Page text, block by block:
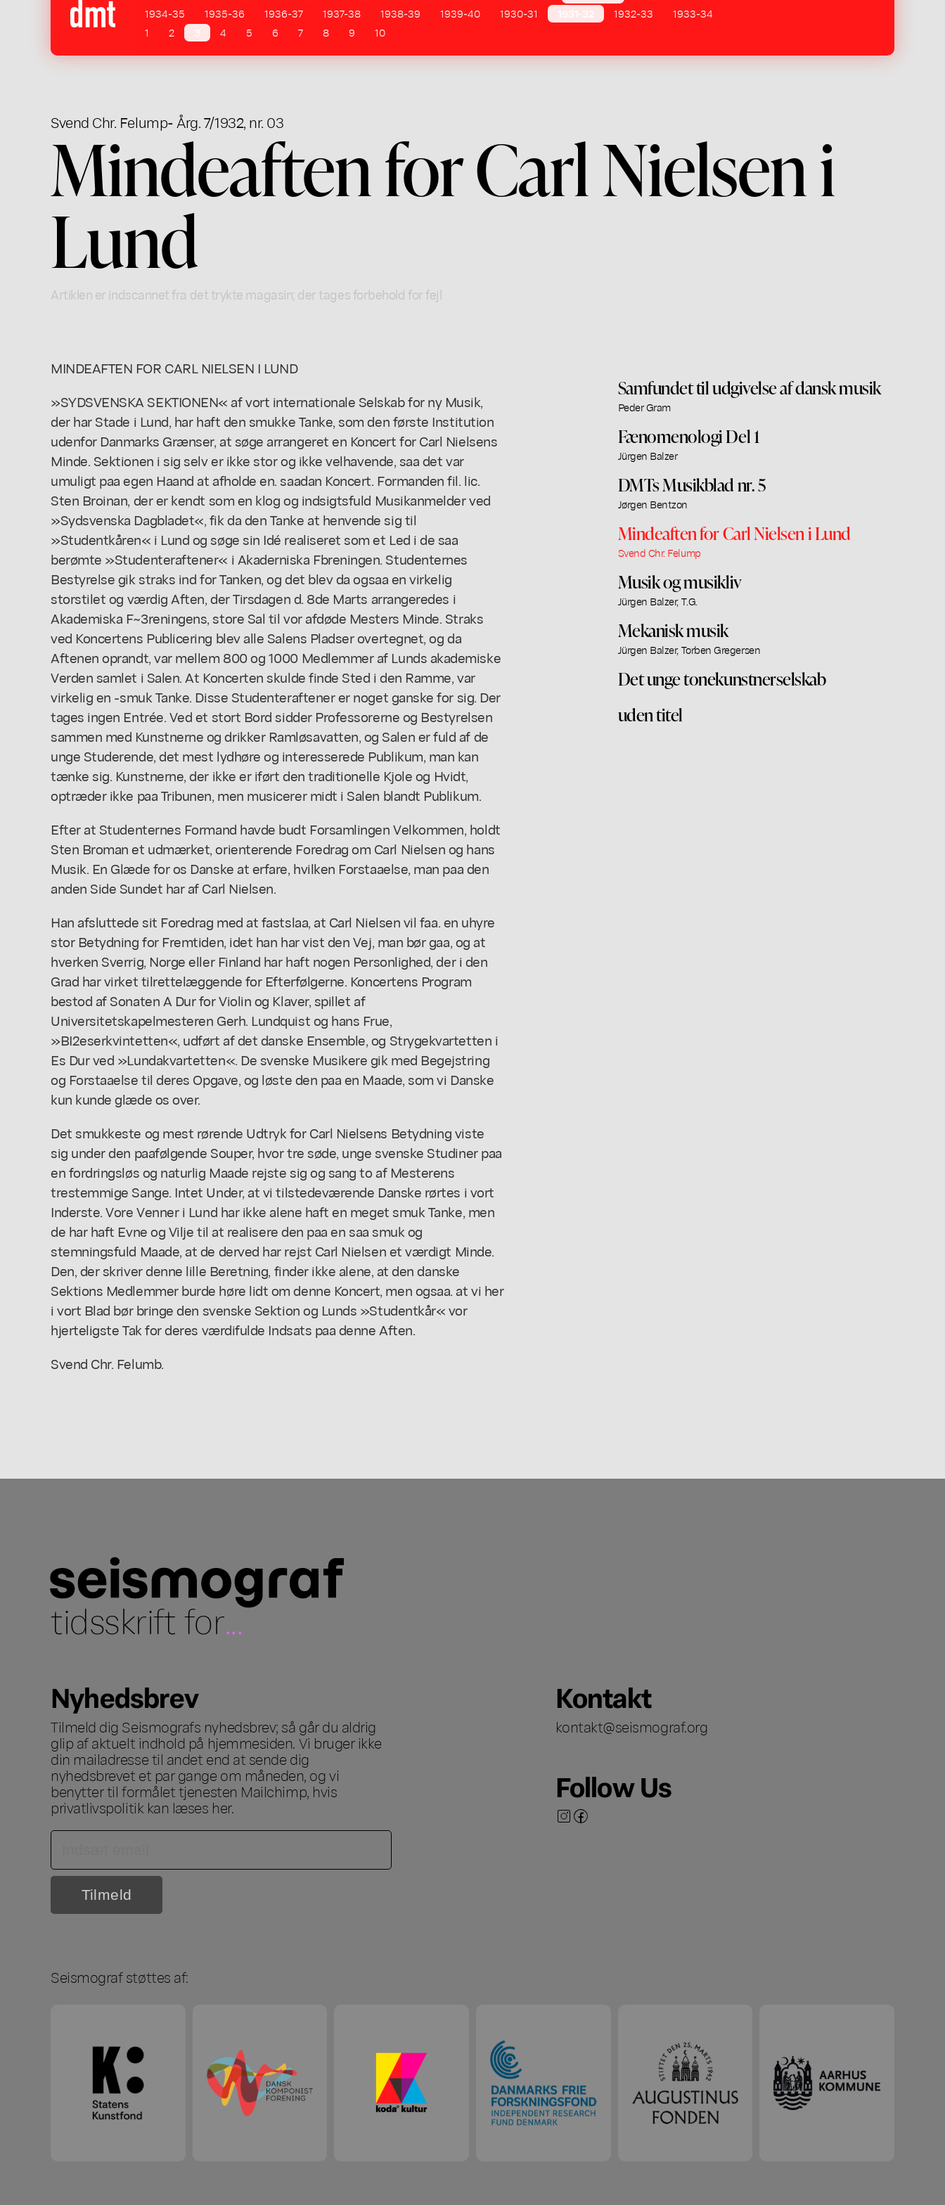
1934-35
1935-36 1936-37 1937-38 1938-39 1939-40 1930-31 1932-33
1933-34
1
2 4 5 6 7 8 9 10
Svend Chr. Felump- Årg. 7/1932, nr. 03
Mindeaften for Carl Nielsen i
Lund
Artiklen er indscannet fra det trykte magasin; der tages forbehold for fejl
MINDEAFTEN FOR CARL NIELSEN I LUND
»SYDSVENSKA SEKTIONEN« af vort internationale Selskab for ny Musik,
der har Stade i Lund, har haft den smukke Tanke, som den første Institution
udenfor Danmarks Grænser, at søge arrangeret en Koncert for Carl Nielsens
Minde. Sektionen i sig selv er ikke stor og ikke velhavende, saa det var
umuligt paa egen Haand at afholde en. saadan Koncert. Formanden fil. lic.
Sten Broinan, der er kendt som en klog og indsigtsfuld Musikanmelder ved
»Sydsvenska Dagbladet«, fik da den Tanke at henvende sig til
»Studentkåren« i Lund og søge sin Idé realiseret som et Led i de saa
berømte »Studenteraftener« i Akaderniska Fbreningen. Studenternes
Bestyrelse gik straks ind for Tanken, og det blev da ogsaa en virkelig
storstilet og værdig Aften, der Tirsdagen d. 8de Marts arrangeredes i
Akademiska F~3reningens, store Sal til vor afdøde Mesters Minde. Straks
ved Koncertens Publicering blev alle Salens Pladser overtegnet, og da
Aftenen oprandt, var mellem 800 og 1000 Medlemmer af Lunds akademiske
Verden samlet i Salen. At Koncerten skulde finde Sted i den Ramme, var
virkelig en -smuk Tanke. Disse Studenteraftener er noget ganske for sig. Der
tages ingen Entrée. Ved et stort Bord sidder Professorerne og Bestyrelsen
sammen med Kunstnerne og drikker Ramløsavatten, og Salen er fuld af de
unge Studerende, det mest lydhøre og interesserede Publikum, man kan
tænke sig. Kunstnerne, der ikke er iført den traditionelle Kjole og Hvidt,
optræder ikke paa Tribunen, men musicerer midt i Salen blandt Publikum.
Efter at Studenternes Formand havde budt Forsamlingen Velkommen, holdt
Sten Broman et udmærket, orienterende Foredrag om Carl Nielsen og hans
Musik. En Glæde for os Danske at erfare, hvilken Forstaaelse, man paa den
anden Side Sundet har af Carl Nielsen.
Han afsluttede sit Foredrag med at fastslaa, at Carl Nielsen vil faa. en uhyre
stor Betydning for Fremtiden, idet han har vist den Vej, man bør gaa, og at
hverken Sverrig, Norge eller Finland har haft nogen Personlighed, der i den
Grad har virket tilrettelæggende for Efterfølgerne. Koncertens Program
bestod af Sonaten A Dur for Violin og Klaver, spillet af
Universitetskapelmesteren Gerh. Lundquist og hans Frue,
»BI2eserkvintetten«, udført af det danske Ensemble, og Strygekvartetten i
Es Dur ved »Lundakvartetten«. De svenske Musikere gik med Begejstring
og Forstaaelse til deres Opgave, og løste den paa en Maade, som vi Danske
kun kunde glæde os over.
Det smukkeste og mest rørende Udtryk for Carl Nielsens Betydning viste
sig under den paafølgende Souper, hvor tre søde, unge svenske Studiner paa
en fordringsløs og naturlig Maade rejste sig og sang to af Mesterens
trestemmige Sange. Intet Under, at vi tilstedeværende Danske rørtes i vort
Inderste. Vore Venner i Lund har ikke alene haft en meget smuk Tanke, men
de har haft Evne og Vilje til at realisere den paa en saa smuk og
stemningsfuld Maade, at de derved har rejst Carl Nielsen et værdigt Minde.
Den, der skriver denne lille Beretning, finder ikke alene, at den danske
Sektions Medlemmer burde høre lidt om denne Koncert, men ogsaa. at vi her
i vort Blad bør bringe den svenske Sektion og Lunds »Studentkår« vor
hjerteligste Tak for deres værdifulde Indsats paa denne Aften.
Svend Chr. Felumb.
Samfundet til udgivelse af dansk musik
Peder Gram
Fænomenologi Del 1
Jürgen Balzer
DMTs Musikblad nr. 5
Jørgen Bentzon
Mindeaften for Carl Nielsen i Lund
Svend Chr. Felump
Musik og musikliv
Jürgen Balzer, T.G.
Mekanisk musik
Jürgen Balzer, Torben Gregersen
Det unge tonekunstnerselskab
uden titel
tidsskrift for...
Nyhedsbrev
Tilmeld dig Seismografs nyhedsbrev; så går du aldrig
glip af aktuelt indhold på hjemmesiden. Vi bruger ikke
din mailadresse til andet end at sende dig
nyhedsbrevet et par gange om måneden, og vi
benytter til formålet tjenesten Mailchimp, hvis
privatlivspolitik kan læses her.
Kontakt
kontakt@seismograf.org
Follow Us
Seismograf støttes af: